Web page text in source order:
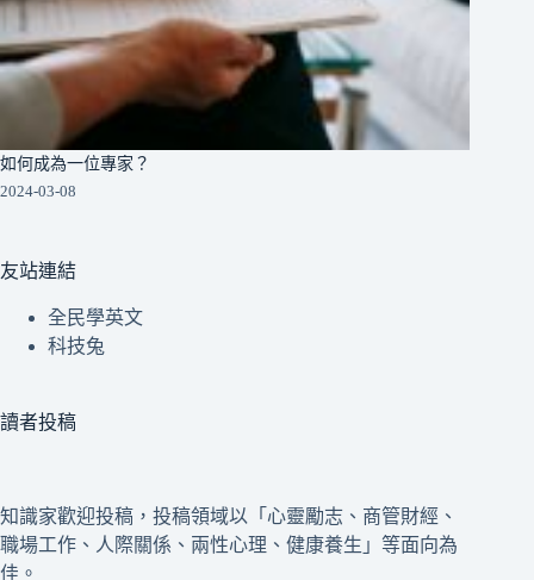
如何成為一位專家？
2024-03-08
友站連結
全民學英文
科技兔
讀者投稿
知識家歡迎投稿，投稿領域以「心靈勵志、商管財經、
職場工作、人際關係、兩性心理、健康養生」等面向為
佳。